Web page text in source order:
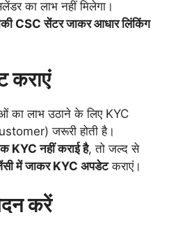
का लाभ नहीं मिलेगा।
CSC सेंटर जाकर आधार लिंकिंग
कराएं
का लाभ उठाने के लिए KYC
जरूरी होती है।
KYC नहीं कराई है, तो जल्द से
में जाकर KYC अपडेटकराएं।
करें